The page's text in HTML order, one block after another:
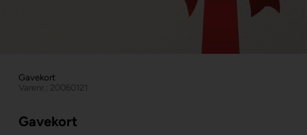
Gavekort
Varenr.: 20060121
Gavekort